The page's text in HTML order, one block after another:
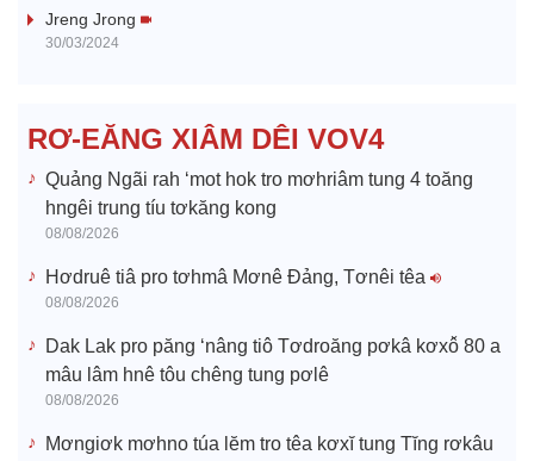
e
o
Jreng Jrong
30/03/2024
RƠ-EĂNG XIÂM DÊI VOV4
Quảng Ngãi rah ‘mot hok tro mơhriâm tung 4 toăng
hngêi trung tíu tơkăng kong
08/08/2026
Hơdruê tiâ pro tơhmâ Mơnê Đảng, Tơnêi têa
08/08/2026
Dak Lak pro păng ‘nâng tiô Tơdroăng pơkâ kơxô̆ 80 a
mâu lâm hnê tôu chêng tung pơlê
08/08/2026
Mơngiơk mơhno túa lĕm tro têa kơxĭ tung Tĭng rơkâu